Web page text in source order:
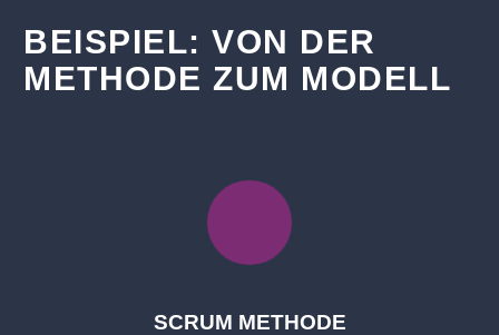
BEISPIEL: VON DER
METHODE ZUM MODELL
SCRUM METHODE